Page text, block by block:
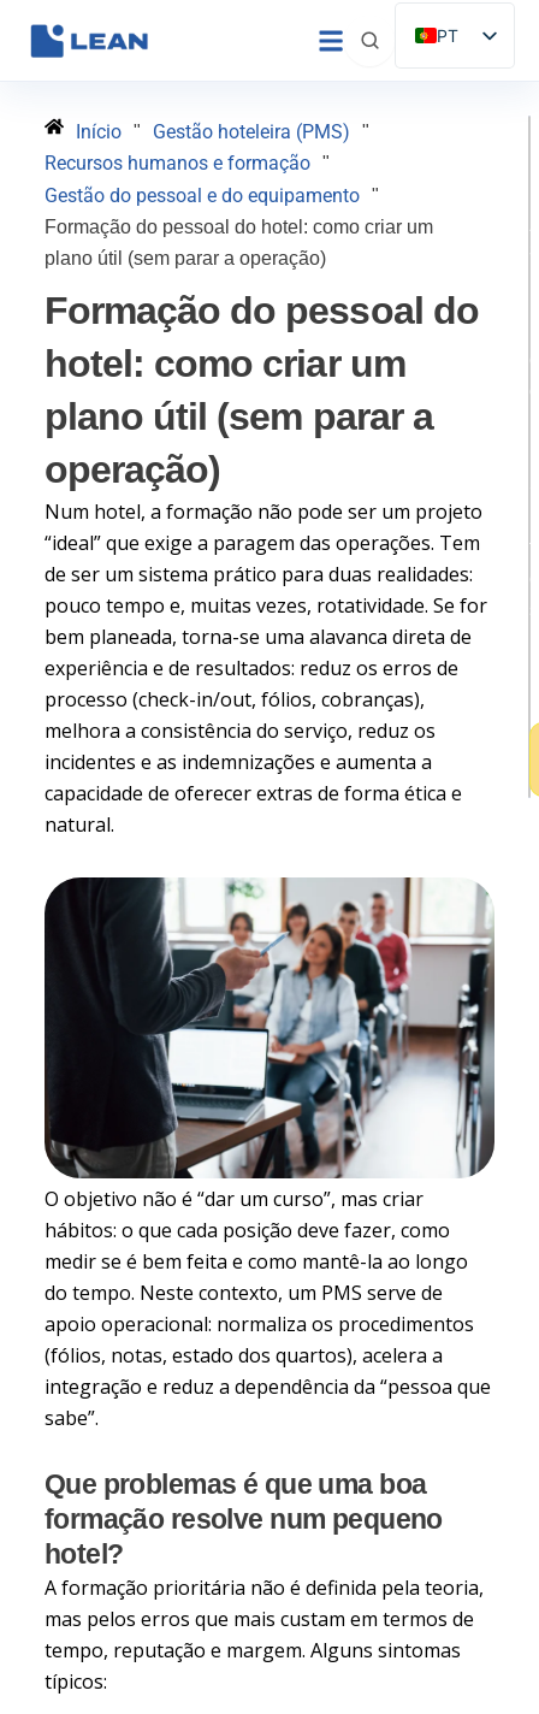
PT
ES
Início " Gestão hoteleira (PMS) "
Recursos humanos e formação "
Gestão do pessoal e do equipamento "
Formação do pessoal do hotel: como criar um
plano útil (sem parar a operação)
Formação do pessoal do
hotel: como criar um
plano útil (sem parar a
operação)
Num hotel, a formação não pode ser um projeto
“ideal” que exige a paragem das operações. Tem
de ser um sistema prático para duas realidades:
pouco tempo e, muitas vezes, rotatividade. Se for
bem planeada, torna-se uma alavanca direta de
experiência e de resultados: reduz os erros de
processo (check-in/out, fólios, cobranças),
melhora a consistência do serviço, reduz os
incidentes e as indemnizações e aumenta a
capacidade de oferecer extras de forma ética e
natural.
O objetivo não é “dar um curso”, mas criar
hábitos: o que cada posição deve fazer, como
medir se é bem feita e como mantê-la ao longo
do tempo. Neste contexto, um PMS serve de
apoio operacional: normaliza os procedimentos
(fólios, notas, estado dos quartos), acelera a
integração e reduz a dependência da “pessoa que
sabe”.
Que problemas é que uma boa
formação resolve num pequeno
hotel?
A formação prioritária não é definida pela teoria,
mas pelos erros que mais custam em termos de
tempo, reputação e margem. Alguns sintomas
típicos: